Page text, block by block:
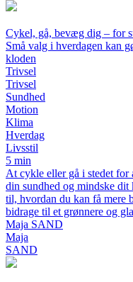
Cykel, gå, bevæg dig – for
Små valg i hverdagen kan
kloden
Trivsel
Trivsel
Sundhed
Motion
Klima
Hverdag
Livsstil
5 min
At cykle eller gå i stedet for
din sundhed og mindske
til, hvordan du kan få mere
bidrage til et grønnere og
Maja SAND
Maja
SAND